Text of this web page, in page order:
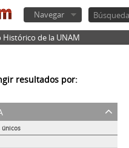
Navegar
Histórico de la UNAM
resultados por:
únicos